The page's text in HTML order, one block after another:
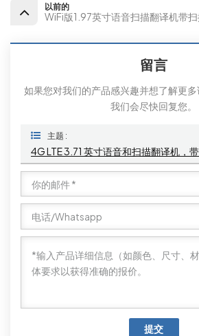
以前的
WiFi版1.97英寸语音扫描翻译机带
留言
如果您对我们的产品感兴趣并想了解更多
我们会尽快回复您。
主题 :
4G LTE 3.71 英寸语音和扫描翻译机，
提交